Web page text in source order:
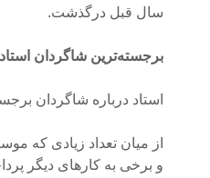
سال قبل درگذشت.
برجسته‌ترین شاگردان استاد
استاد درباره شاگردان
از میان تعداد زیادی که
و برخی به کارهای دیگر